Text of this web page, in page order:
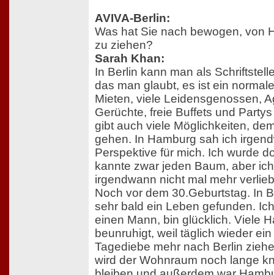
AVIVA-Berlin:
Was hat Sie nach bewogen, von
zu ziehen?
Sarah Khan:
In Berlin kann man als
das man glaubt, es ist ein
Mieten, viele Leidensgenossen,
Gerüchte, freie Buffets und
gibt auch viele Möglichkeiten,
gehen. In Hamburg sah ich
Perspektive für mich. Ich wurde
kannte zwar jeden Baum, aber
irgendwann nicht mal mehr
Noch vor dem 30.Geburtstag. In
sehr bald ein Leben gefunden.
einen Mann, bin glücklich. Viele
beunruhigt, weil täglich wieder
Tagediebe mehr nach Berlin
wird der Wohnraum noch lange